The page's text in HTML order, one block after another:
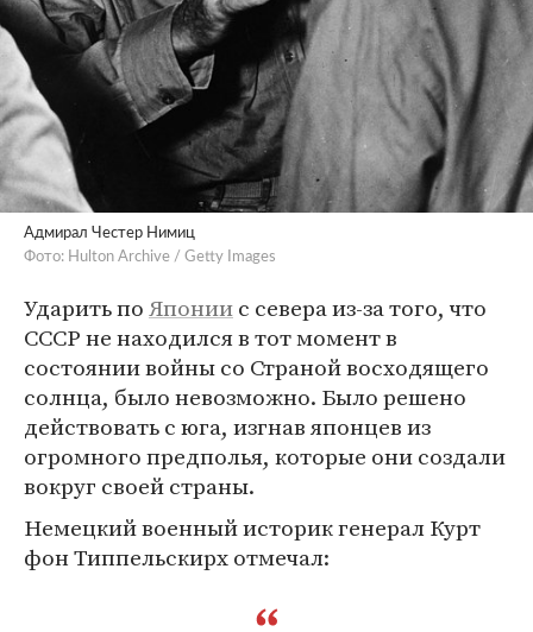
Адмирал Честер Нимиц
Фото: Hulton Archive / Getty Images
Ударить поЯпониис севера из-за того, что
СССР не находился в тот момент в
состоянии войны со Страной восходящего
солнца, было невозможно. Было решено
действовать с юга, изгнав японцев из
огромного предполья, которые они создали
вокруг своей страны.
Немецкий военный историк генерал Курт
фон Типпельскирх отмечал: